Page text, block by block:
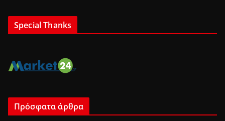
Special Thanks
Πρόσφατα άρθρα